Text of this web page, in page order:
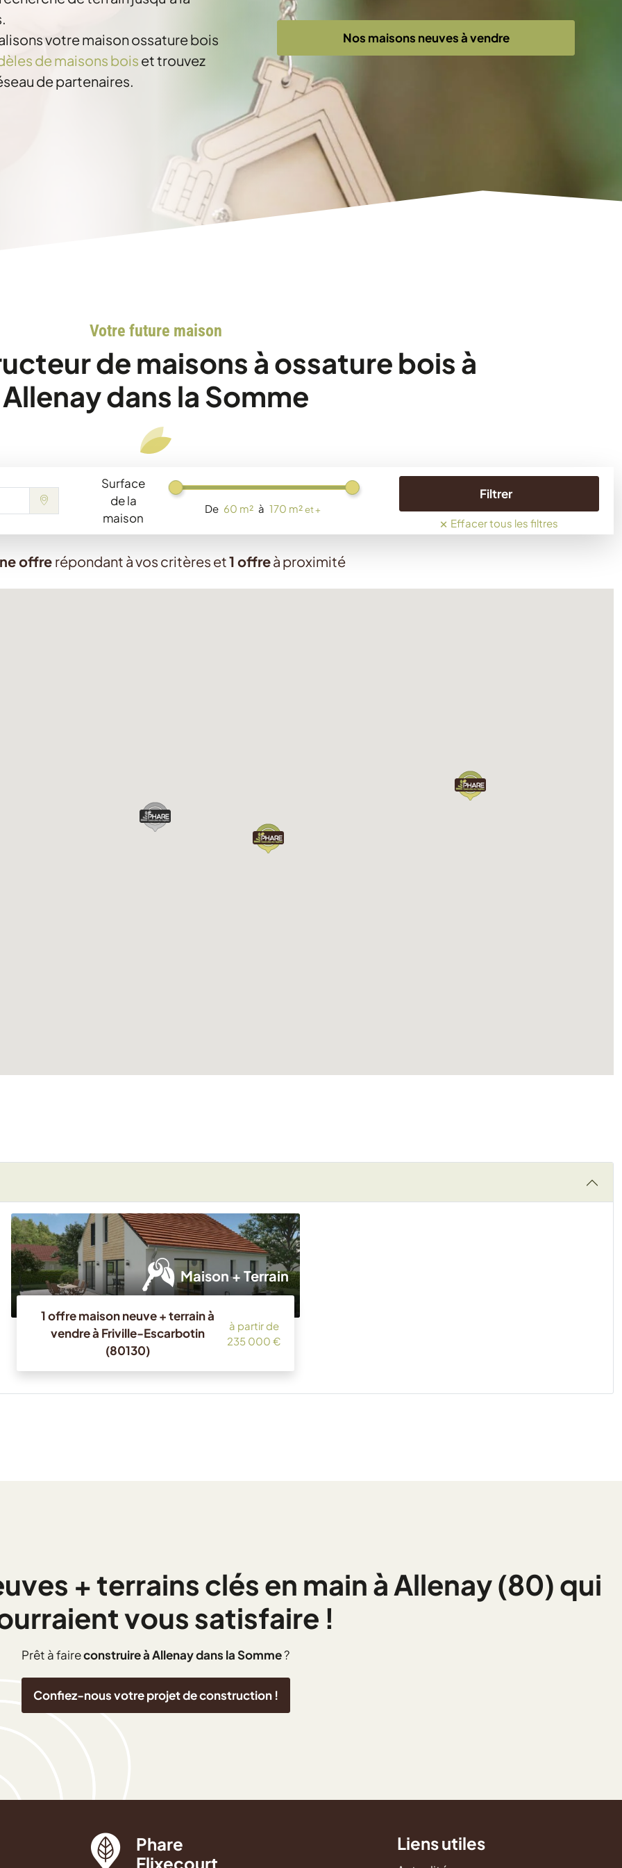
votre maison ossature bois
de maisons bois et trouvez
de partenaires.
Nos maisons neuves à vendre
Votre future maison
de maisons à ossature bois à
Allenay dans la Somme
Chargement...
Surface
de la
maison
De 60 m² à 170 m²et +
Filtrer
× Effacer tous les filtres
offre répondant à vos critères et1 offreà proximité
Chargement...
Maison + Terrain
1 offre maison neuve + terrain à
vendre à Friville-Escarbotin
(80130)
à partir de
235 000 €
+ terrains clés en main à Allenay (80) qui
vous satisfaire !
Prêt à faireconstruire à Allenay dans la Somme?
Confiez-nous votre projet de construction !
Phare
Flixecourt
Liens utiles